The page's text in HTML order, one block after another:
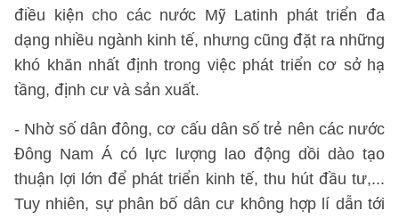
điều kiện cho các nước Mỹ Latinh phát triển đa
dạng nhiều ngành kinh tế, nhưng cũng đặt ra những
khó khăn nhất định trong việc phát triển cơ sở hạ
tầng, định cư và sản xuất.
- Nhờ số dân đông, cơ cấu dân số trẻ nên các nước
Đông Nam Á có lực lượng lao động dồi dào tạo
thuận lợi lớn để phát triển kinh tế, thu hút đầu tư,...
Tuy nhiên, sự phân bố dân cư không hợp lí dẫn tới